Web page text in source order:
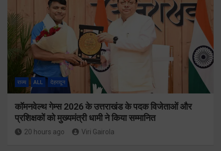
राज्य ALL देहरादून
कॉमनवेल्थ गेम्स 2026 के उत्तराखंड के पदक विजेताओं और
प्रशिक्षकों को मुख्यमंत्री धामी ने किया सम्मानित
20 hours ago Viri Gairola